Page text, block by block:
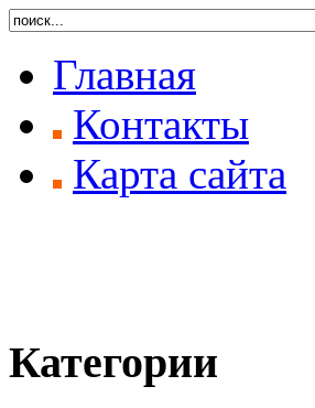
Главная
Контакты
Карта сайта
Категории